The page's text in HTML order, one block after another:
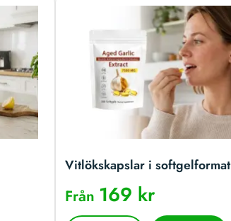
Vitlökskapslar i softgelformat
Från 169 kr